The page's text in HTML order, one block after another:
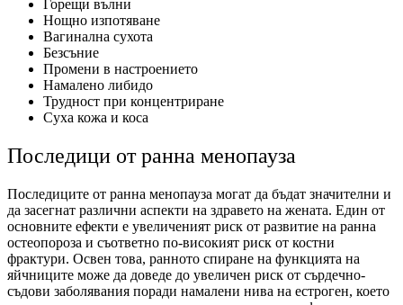
Горещи вълни
Нощно изпотяване
Вагинална сухота
Безсъние
Промени в настроението
Намалено либидо
Трудност при концентриране
Суха кожа и коса
Последици от ранна менопауза
Последиците от ранна менопауза могат да бъдат значителни и
да засегнат различни аспекти на здравето на жената. Един от
основните ефекти е увеличеният риск от развитие на ранна
остеопороза и съответно по-високият риск от костни
фрактури. Освен това, раннoтo спиране на функцията на
яйчниците може да доведе до увеличен риск от сърдечно-
съдови заболявания поради намалени нива на естроген, което